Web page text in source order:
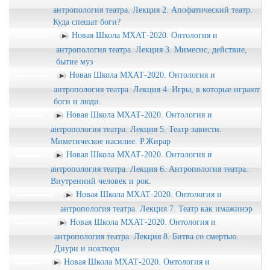
metus, -ūs f. (/m.) `Furcht, Besorgnis'
смотреть (внимательно)
Lithuanian: matī́ti `sehen, absehen,
einsehen', dial. matù- 'gut sehend', matrù-
`vorsichtig'
Lettish: mast (matu) `fühlen, wahrnehmen',
matît (-u, -ĩju) 'fühlen, empfinden, merken'
baltet-meaning,baltet-prnum,baltet-
lith,baltet-lett,
Взгляд – глядение
повседневной действительности
Мы живемъ здесь въ безднахъ ночи и
ждемъ того, что должно случиться.
Дело уже не идетъ о воле, мы на тысячи
верстъ выше ея, въ области, где сама
воля наиболее спелый плодъ судьбы.
Вся драма это о противостоянии души
с роком
Трагедия взгляд со стороны души. Это
слезы – это Гераклит
антропология театра. Лекция 2. Апофатический театр.
Куда спешат боги?
Новая Школа МХАТ-2020. Онтология и
антропология театра. Лекция 3. Мимесис, действие,
бытие муз
Новая Школа МХАТ-2020. Онтология и
антропология театра. Лекция 4. Игры, в которые играют
боги и люди.
Новая Школа МХАТ-2020. Онтология и
антропология театра. Лекция 5. Театр зависти.
Миметическое насилие. Р.Жирар
Новая Школа МХАТ-2020. Онтология и
антропология театра. Лекция 6. Антропология театра.
Внутренний человек и рок.
Новая Школа МХАТ-2020. Онтология и
антропология театра. Лекция 7. Театр как имажинэр
Новая Школа МХАТ-2020. Онтология и
антропология театра. Лекция 8. Битва со смертью.
Диурн и ноктюрн
Новая Школа МХАТ-2020. Онтология и